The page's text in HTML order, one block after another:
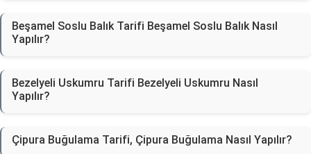
Beşamel Soslu Balık Tarifi Beşamel Soslu Balık Nasıl
Yapılır?
Bezelyeli Uskumru Tarifi Bezelyeli Uskumru Nasıl
Yapılır?
Çipura Buğulama Tarifi, Çipura Buğulama Nasıl Yapılır?